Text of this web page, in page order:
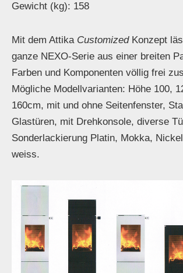
Gewicht (kg): 158
Mit dem Attika Customized Konzept
ganze NEXO-Serie aus einer breiten
Farben und Komponenten völlig frei
Mögliche Modellvarianten: Höhe 100,
160cm, mit und ohne Seitenfenster,
Glastüren, mit Drehkonsole, diverse
Sonderlackierung Platin, Mokka,
weiss.